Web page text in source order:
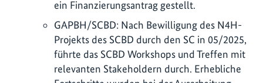
ein Finanzierungsantrag gestellt.
GAPBH/SCBD: Nach Bewilligung des N4H-
Projekts des SCBD durch den SC in 05/2025,
führte das SCBD Workshops und Treffen mit
relevanten Stakeholdern durch. Erhebliche